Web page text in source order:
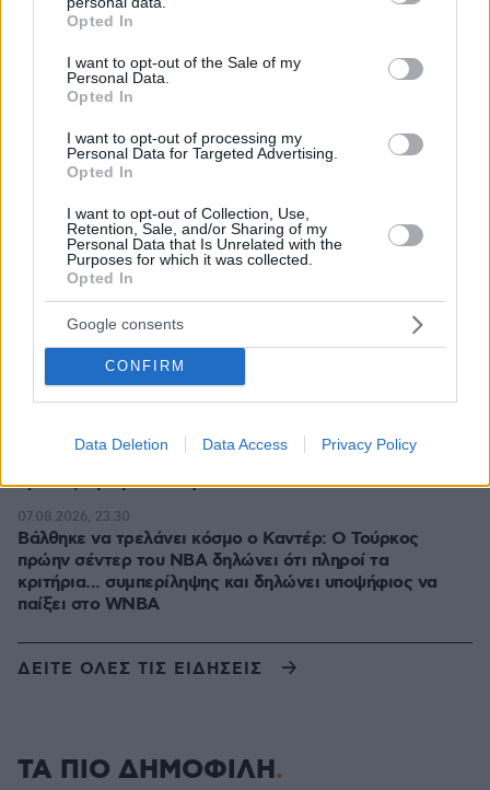
grant or deny consent to Google and its third-party tags to
use your data for below specified purposes in below Google
consent section.
Opted In
I want to opt-out of the Sale of my
Personal Data.
Opted In
I want to opt-out of processing my
Personal Data for Targeted Advertising.
Opted In
I want to opt-out of Collection, Use,
Retention, Sale, and/or Sharing of my
Personal Data that Is Unrelated with the
Purposes for which it was collected.
Opted In
Google consents
CONFIRM
Data Deletion Data Access Privacy Policy
Οικονομία, ασφάλεια και στο βάθος... Ρωσία
πριν 21 λεπτά
γλυκά ταψιού για το σπίτι
πριν 36 λεπτά
Παλαιό Φάληρο, εκκενώθηκε προληπτικά πολυκατοικία
πριν μία ώρα
Εντυπωσιάζει με την εμφάνισή της η σύζυγος του Τζέντι
Όσμαν στις διακοπές τους στην Τουρκία, βίντεο
πριν μία ώρα
Φωτιά στη Σητεία στην περιοχή Αχλάδια, κοντά σε
πάρκο με ανεμογεννήτριες, πνέουν ισχυροί άνεμοι στην
περιοχή
πριν μία ώρα
Μπορεί ο σκύλος μας να πιει κρύο νερό; Τι πρέπει να
προσέξουμε με τα παγάκια
07.08.2026, 23:30
Βάλθηκε να τρελάνει κόσμο ο Καντέρ: Ο Τούρκος
πρώην σέντερ του NBA δηλώνει ότι πληροί τα
κριτήρια... συμπερίληψης και δηλώνει υποψήφιος να
παίξει στο WNBA
07.08.2026, 23:30
ΔΕΙΤΕ ΟΛΕΣ ΤΙΣ ΕΙΔΗΣΕΙΣ
ΤΑ ΠΙΟ ΔΗΜΟΦΙΛΗ